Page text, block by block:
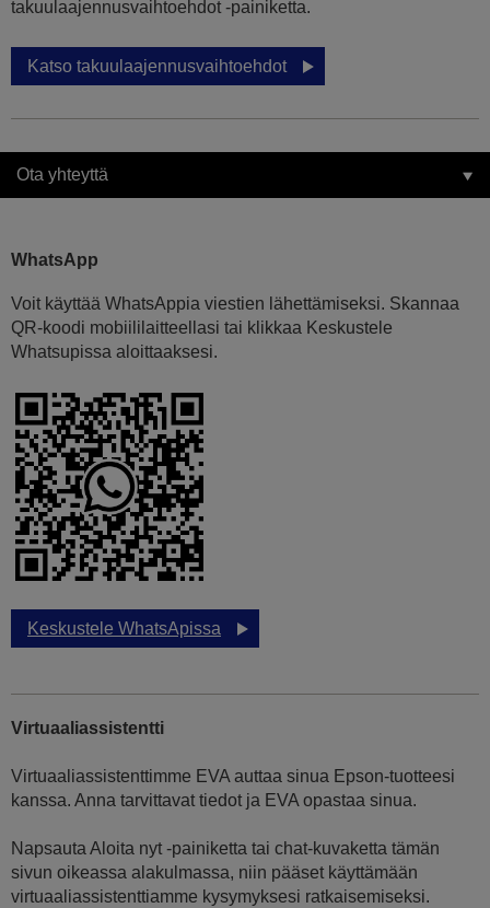
takuulaajennusvaihtoehdot -painiketta.
Katso takuulaajennusvaihtoehdot
Ota yhteyttä
WhatsApp
Voit käyttää WhatsAppia viestien lähettämiseksi. Skannaa
QR-koodi mobiililaitteellasi tai klikkaa Keskustele
Whatsupissa aloittaaksesi.
Keskustele WhatsApissa
Virtuaaliassistentti
Virtuaaliassistenttimme EVA auttaa sinua Epson-tuotteesi
kanssa. Anna tarvittavat tiedot ja EVA opastaa sinua.
Napsauta Aloita nyt -painiketta tai chat-kuvaketta tämän
sivun oikeassa alakulmassa, niin pääset käyttämään
virtuaaliassistenttiamme kysymyksesi ratkaisemiseksi.